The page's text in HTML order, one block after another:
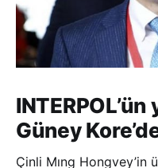
INTERPOL’ün
Güney
Çinli Mıng Hongvey’in